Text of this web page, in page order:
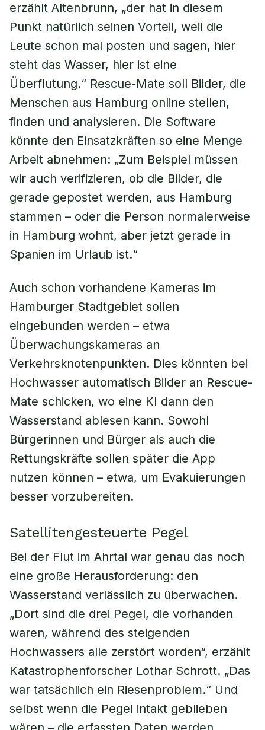
erzählt Altenbrunn, „der hat in diesem
Punkt natürlich seinen Vorteil, weil die
Leute schon mal posten und sagen, hier
steht das Wasser, hier ist eine
Überflutung.“ Rescue-Mate soll Bilder, die
Menschen aus Hamburg online stellen,
finden und analysieren. Die Software
könnte den Einsatzkräften so eine Menge
Arbeit abnehmen: „Zum Beispiel müssen
wir auch verifizieren, ob die Bilder, die
gerade gepostet werden, aus Hamburg
stammen – oder die Person normalerweise
in Hamburg wohnt, aber jetzt gerade in
Spanien im Urlaub ist.“
Auch schon vorhandene Kameras im
Hamburger Stadtgebiet sollen
eingebunden werden – etwa
Überwachungskameras an
Verkehrsknotenpunkten. Dies könnten bei
Hochwasser automatisch Bilder an Rescue-
Mate schicken, wo eine KI dann den
Wasserstand ablesen kann. Sowohl
Bürgerinnen und Bürger als auch die
Rettungskräfte sollen später die App
nutzen können – etwa, um Evakuierungen
besser vorzubereiten.
Satellitengesteuerte Pegel
Bei der Flut im Ahrtal war genau das noch
eine große Herausforderung: den
Wasserstand verlässlich zu überwachen.
„Dort sind die drei Pegel, die vorhanden
waren, während des steigenden
Hochwassers alle zerstört worden“, erzählt
Katastrophenforscher Lothar Schrott. „Das
war tatsächlich ein Riesenproblem.“ Und
selbst wenn die Pegel intakt geblieben